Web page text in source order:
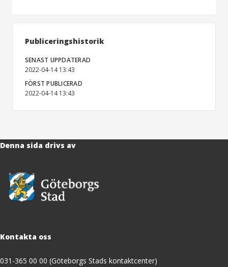
Publiceringshistorik
SENAST UPPDATERAD
2022-04-14 13:43
FÖRST PUBLICERAD
2022-04-14 13:43
Denna sida drivs av
Kontakta oss
031-365 00 00 (Göteborgs Stads kontaktcenter)